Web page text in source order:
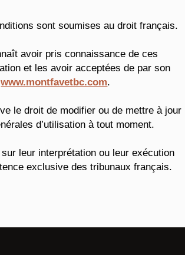
sont soumises au droit français.
avoir pris connaissance de ces
et les avoir acceptées de par son
www.montfavetbc.com.
le droit de modifier ou de mettre à jour
d’utilisation à tout moment.
leur interprétation ou leur exécution
exclusive des tribunaux français.